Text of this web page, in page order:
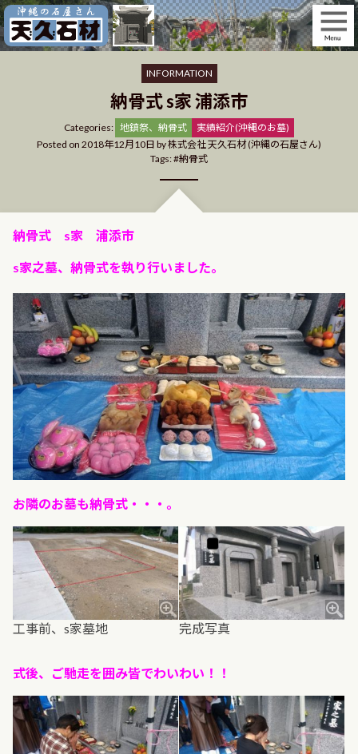
Skip
to
content
INFORMATION
納骨式 s家 浦添市
Categories: Categories
地鎮祭、納骨式
実績紹介(沖縄のお墓)
Posted on 2018年12月10日 by株式会社 天久石材 (沖縄の石屋さん)
Tags: 納骨式
納骨式 s家 浦添市
s家之墓、納骨式を執り行いました。
お隣のお墓も納骨式・・・。
工事前、s家墓地 完成写真
式後、ご馳走を囲み皆でわいわい！！